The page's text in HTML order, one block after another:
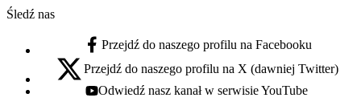
Śledź nas
facebook - otwiera się w nowej karcie
Przejdź do naszego profilu na Facebooku
x - otwiera się w nowej karcie
Przejdź do naszego profilu na X (dawniej Twitter)
youtube - otwiera się w nowej karcie
Odwiedź nasz kanał w serwisie YouTube